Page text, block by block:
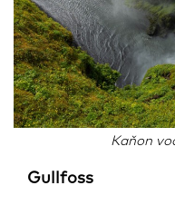
Kaňon
Gullfoss